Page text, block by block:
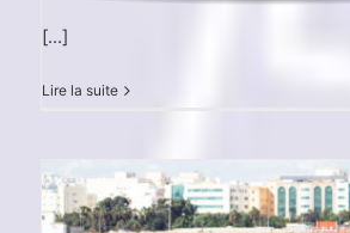
[...]
Lire la suite